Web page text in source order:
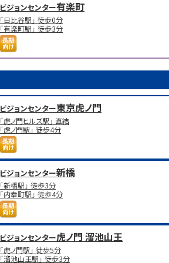
ビジョンセンター有楽町
「日比谷駅」 徒歩0分
「有楽町駅」 徒歩3分
ビジョンセンター東京虎ノ門
「虎ノ門ヒルズ駅」 直結
「虎ノ門駅」 徒歩4分
ビジョンセンター新橋
「新橋駅」 徒歩3分
「内幸町駅」 徒歩4分
ビジョンセンター虎ノ門 溜池山王
「虎ノ門駅」 徒歩5分
「溜池山王駅」 徒歩3分